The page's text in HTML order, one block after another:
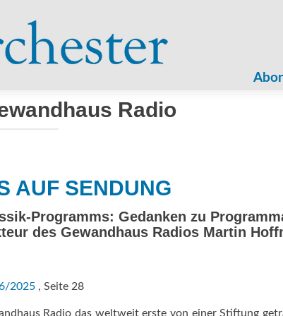
Radio
AUF SENDUNG
Programms: Gedanken zu
des ­Gewandhaus Radios Martin
2025 , Seite 28
Radio das weltweit erste von einer Stiftung